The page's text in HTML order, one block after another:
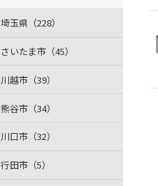
埼玉県（228）
さいたま市（45）
川越市（39）
熊谷市（34）
川口市（32）
行田市（5）